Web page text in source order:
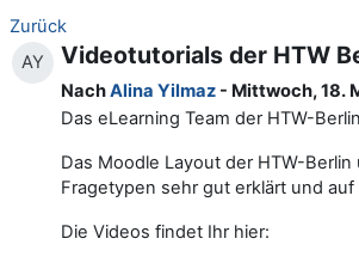
Zurück
AY
Videotutorials der HTW
NachAlina Yilmaz - Mittwoch, 18.
Das eLearning Team der HTW-
Das Moodle Layout der HTW-
Fragetypen sehr gut erklärt und
Die Videos findet Ihr hier: